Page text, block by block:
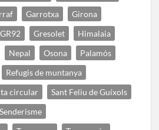
Garrotxa
Girona
GR92 Gresolet
Himalaia
Nepal Osona
Palamós
Refugis de muntanya
circular
Sant Feliu de Guíxols
Senderisme